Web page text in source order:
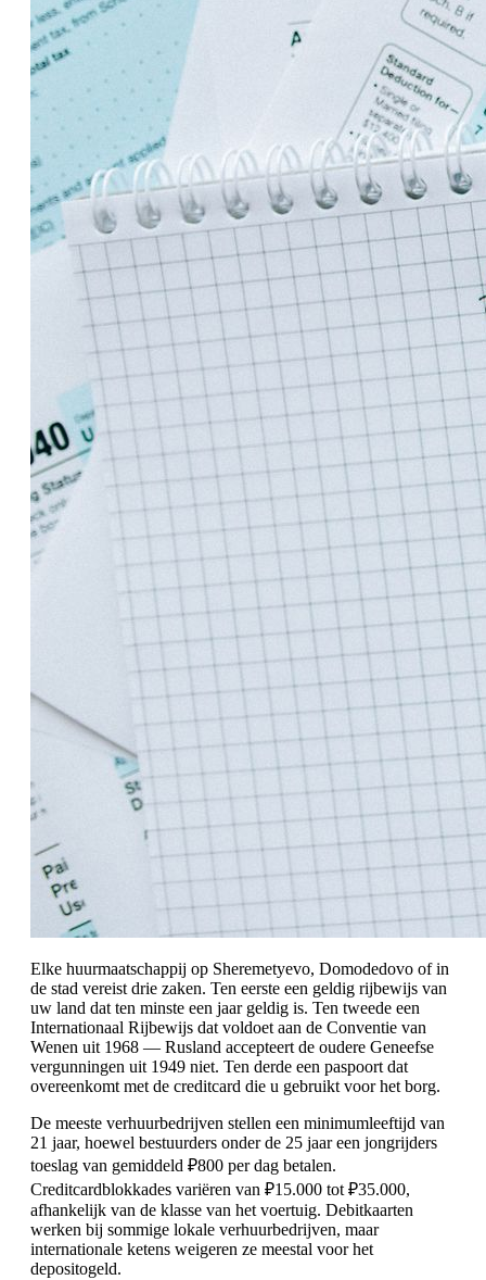
Elke huurmaatschappij op Sheremetyevo, Domodedovo of in
de stad vereist drie zaken. Ten eerste een geldig rijbewijs van
uw land dat ten minste een jaar geldig is. Ten tweede een
Internationaal Rijbewijs dat voldoet aan de Conventie van
Wenen uit 1968 — Rusland accepteert de oudere Geneefse
vergunningen uit 1949 niet. Ten derde een paspoort dat
overeenkomt met de creditcard die u gebruikt voor het borg.
De meeste verhuurbedrijven stellen een minimumleeftijd van
21 jaar, hoewel bestuurders onder de 25 jaar een jongrijders
toeslag van gemiddeld ₽800 per dag betalen.
Creditcardblokkades variëren van ₽15.000 tot ₽35.000,
afhankelijk van de klasse van het voertuig. Debitkaarten
werken bij sommige lokale verhuurbedrijven, maar
internationale ketens weigeren ze meestal voor het
depositogeld.